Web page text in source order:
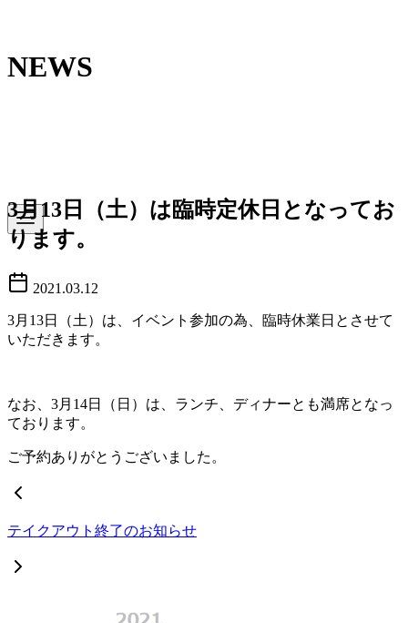
テ
ン
NEWS
3月13日（土）は臨時定休日となってお
ります。
2021.03.12
3月13日（土）は、イベント参加の為、臨時休業日とさせて
いただきます。
なお、3月14日（日）は、ランチ、ディナーとも満席となっ
ております。
ご予約ありがとうございました。
テイクアウト終了のお知らせ